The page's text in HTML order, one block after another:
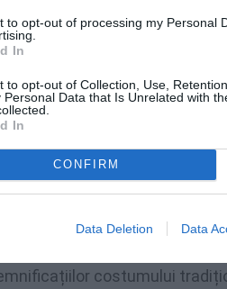
to opt-out of processing my Personal
In
to opt-out of Collection, Use,
Personal Data that Is Unrelated with
In
CONFIRM
Data Deletion Data
provenite din patrimoniul
naționale și regionale,
artă și construcția
costumului